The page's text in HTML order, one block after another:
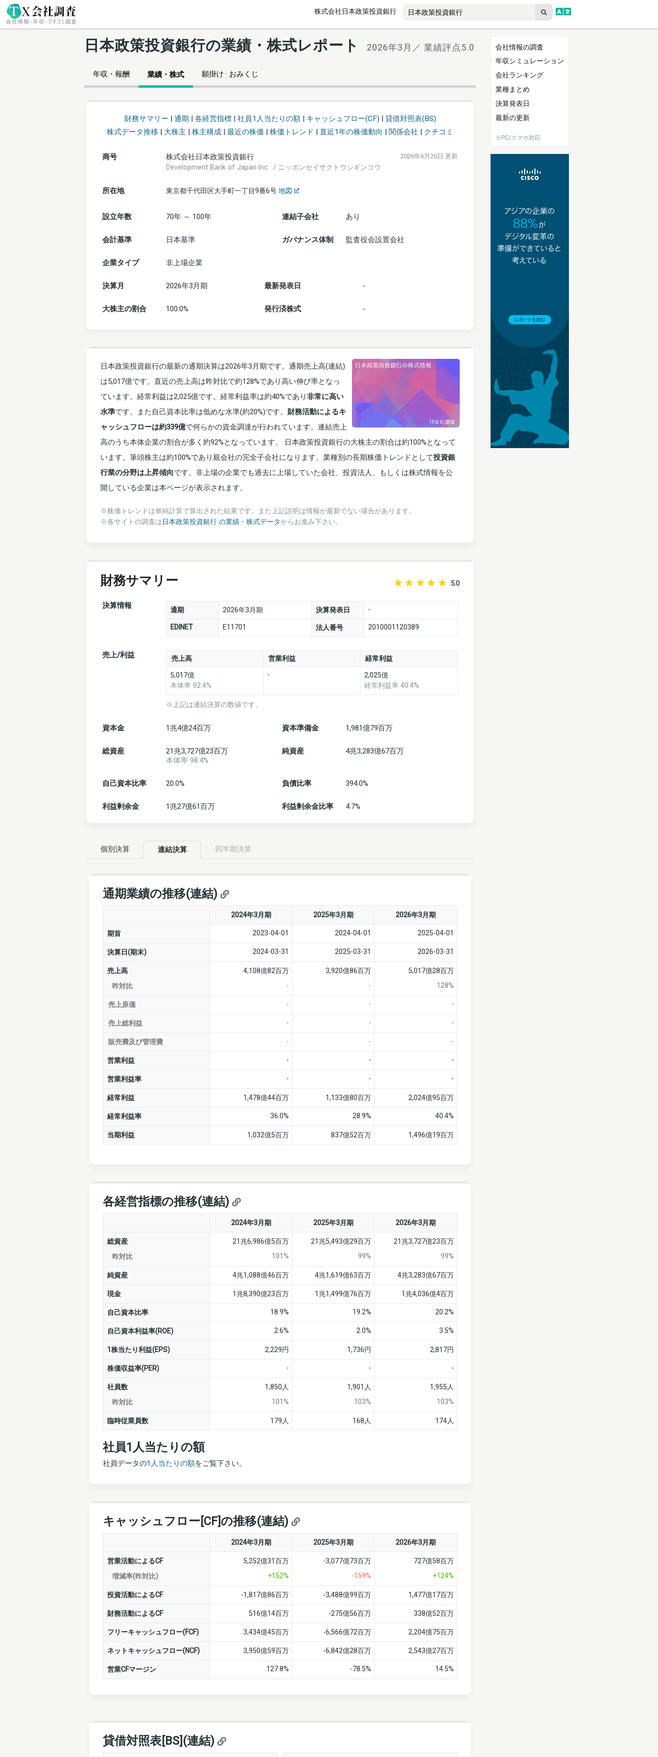
株式会社日本政策投資銀行
日本政策投資銀行の業績・株式レポート 2026年3月／ 業績評点5.0
年収・報酬 業績・株式 願掛け · おみくじ
財務サマリー | 通期 | 各経営指標| 社員1人当たりの額| キャッシュフロー(CF) | 貸借対照表(BS)
株式データ推移 | 大株主 | 株主構成 | 最近の株価 | 株価トレンド | 直近1年の株価動向 | 関係会社 | クチコミ
商号 株式会社日本政策投資銀行
Development Bank of Japan Inc. / ニッポンセイサクトウシギンコウ
2026年6月26日 更新
所在地 東京都千代田区大手町一丁目9番6号 地図
設立年数 70年 ～ 100年 連結子会社 あり
会計基準 日本基準 ガバナンス体制 監査役会設置会社
企業タイプ 非上場企業
決算月 2026年3月期 最新発表日 -
大株主の割合 100.0% 発行済株式 -
日本政策投資銀行の最新の通期決算は2026年3月期です。通期売上高(連結)
は5,017億です。直近の売上高は昨対比で約128%であり高い伸び率となっ
ています。経常利益は2,025億です。経常利益率は約40%であり非常に高い
水準です。また自己資本比率は低めな水準(約20%)です。 財務活動によるキ
ャッシュフローは約339億で何らかの資金調達が行われています。連結売上
高のうち本体企業の割合が多く約92%となっています。 日本政策投資銀行の大株主の割合は約100%となって
います。筆頭株主は約100%であり親会社の完全子会社になります。業種別の長期株価トレンドとして投資銀
行業の分野は上昇傾向です。非上場の企業でも過去に上場していた会社、投資法人、もしくは株式情報を公
開している企業は本ページが表示されます。
※株価トレンドは単純計算で算出された結果です。また上記説明は情報が最新でない場合があります。
※各サイトの調査は日本政策投資銀行 の業績・株式データからお進み下さい。
財務サマリー 5.0
決算情報 通期 2026年3月期 決算発表日 -
EDINET E11701 法人番号 2010001120389
売上/利益 売上高 営業利益 経常利益
5,017億
本体率 92.4%
-
2,025億
経常利益率 40.4%
※上記は連結決算の数値です。
資本金 1兆4億24百万 資本準備金 1,981億79百万
総資産
21兆3,727億23百万
本体率 98.4%
純資産 4兆3,283億67百万
自己資本比率 20.0% 負債比率 394.0%
利益剰余金 1兆27億61百万 利益剰余金比率 4.7%
個別決算 連結決算 四半期決算
通期業績の推移(連結)
2024年3月期 2025年3月期 2026年3月期
期首 2023-04-01 2024-04-01 2025-04-01
決算日(期末) 2024-03-31 2025-03-31 2026-03-31
売上高
昨対比
4,108億82百万
-
3,920億86百万
-
5,017億28百万
128%
売上原価 - - -
売上総利益 - - -
販売費及び管理費 - - -
営業利益 - - -
営業利益率 - - -
経常利益 1,478億44百万 1,133億80百万 2,024億95百万
経常利益率 36.0% 28.9% 40.4%
当期利益 1,032億5百万 837億52百万 1,496億19百万
各経営指標の推移(連結)
2024年3月期 2025年3月期 2026年3月期
総資産
昨対比
21兆6,986億5百万
101%
21兆5,493億29百万
99%
21兆3,727億23百万
99%
純資産 4兆1,088億46百万 4兆1,619億63百万 4兆3,283億67百万
現金 1兆8,390億23百万 1兆1,499億76百万 1兆4,036億4百万
自己資本比率 18.9% 19.2% 20.2%
自己資本利益率(ROE) 2.6% 2.0% 3.5%
1株当たり利益(EPS) 2,229円 1,736円 2,817円
株価収益率(PER) - - -
社員数
昨対比
1,850人
101%
1,901人
103%
1,955人
103%
臨時従業員数 179人 168人 174人
社員1人当たりの額
社員データの1人当たりの額をご覧下さい。
キャッシュフロー[CF]の推移(連結)
2024年3月期 2025年3月期 2026年3月期
営業活動によるCF
増減率(昨対比)
5,252億31百万
+152%
-3,077億73百万
-159%
727億58百万
+124%
投資活動によるCF -1,817億86百万 -3,488億99百万 1,477億17百万
財務活動によるCF 516億14百万 -275億56百万 338億52百万
フリーキャッシュフロー(FCF) 3,434億45百万 -6,566億72百万 2,204億75百万
ネットキャッシュフロー(NCF) 3,950億59百万 -6,842億28百万 2,543億27百万
営業CFマージン 127.8% -78.5% 14.5%
貸借対照表[BS](連結)
会社情報の調査
年収シミュレーション
会社ランキング
業種まとめ
決算発表日
最新の更新
※PC/スマホ対応